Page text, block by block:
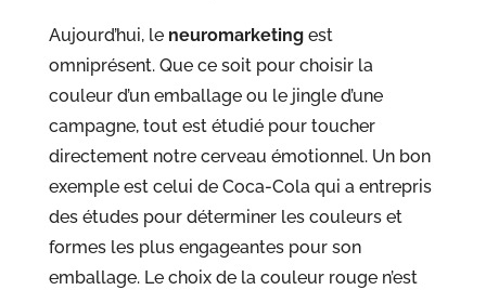
Aujourd’hui, le neuromarketingest
omniprésent. Que ce soit pour choisir la
couleur d’un emballage ou le jingle d’une
campagne, tout est étudié pour toucher
directement notre cerveau émotionnel. Un bon
exemple est celui de Coca-Cola qui a entrepris
des études pour déterminer les couleurs et
formes les plus engageantes pour son
emballage. Le choix de la couleur rouge n’est